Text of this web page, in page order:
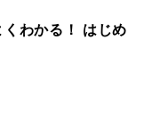
わかる！ はじめ